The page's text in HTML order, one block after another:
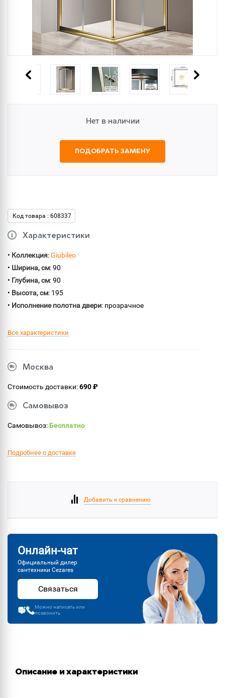
Нет в наличии
ПОДОБРАТЬ ЗАМЕНУ
Код товара : 608337
Характеристики
• Коллекция:Giubileo
• Ширина, см: 90
• Глубина, см: 90
• Высота, см: 195
• Исполнение полотна двери: прозрачное
Все характеристики
Москва
Стоимость доставки:690 ₽
Самовывоз
Самовывоз:Бесплатно
Подробнее о доставке
Добавить к сравнению
Онлайн-чат
Официальный дилер
сантехники Cezares
Связаться
Можно написать или
позвонить
Описание и характеристики